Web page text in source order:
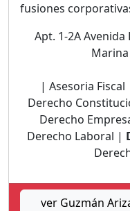
fusiones
Apt. 1-2A Avenida
Marina
| Asesoria
Derecho
Derecho
Derecho Laboral |
ver Guzmán